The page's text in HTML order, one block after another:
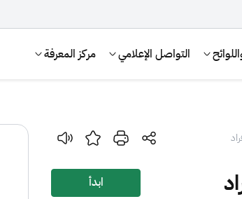
التواصل الإعلامي مركز المعرفة
ابدأ